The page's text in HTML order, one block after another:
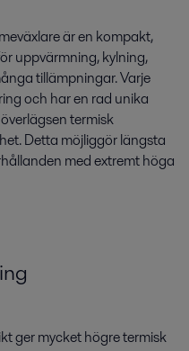
är en kompakt,
uppvärmning, kylning,
tillämpningar. Varje
och har en rad unika
termisk
Detta möjliggör längsta
med extremt höga
ger mycket högre termisk